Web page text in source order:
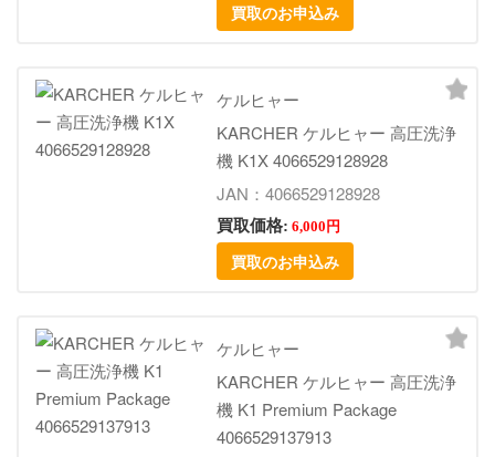
買取のお申込み
ケルヒャー
KARCHER ケルヒャー 高圧洗浄
機 K1X 4066529128928
JAN：4066529128928
買取価格: 6,000円
買取のお申込み
ケルヒャー
KARCHER ケルヒャー 高圧洗浄
機 K1 Premium Package
4066529137913